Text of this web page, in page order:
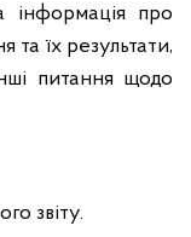
інформація про
та їх результати,
питання щодо
звіту.